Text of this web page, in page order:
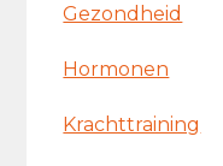
Gezondheid
Hormonen
Krachttraining